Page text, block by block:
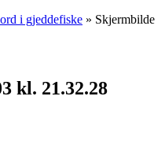
i gjeddefiske » Skjermbilde
kl. 21.32.28